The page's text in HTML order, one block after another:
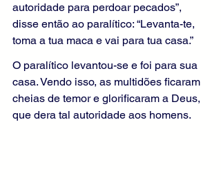
autoridade para perdoar pecados”,
disse então ao paralítico: “Levanta-te,
toma a tua maca e vai para tua casa.”
O paralítico levantou-se e foi para sua
casa. Vendo isso, as multidões ficaram
cheias de temor e glorificaram a Deus,
que dera tal autoridade aos homens.